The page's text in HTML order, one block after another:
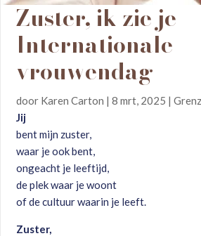
Zuster, ik zie je –
Internationale
vrouwendag
door Karen Carton |8 mrt, 2025 |
Jij
bent mijn zuster,
waar je ook bent,
ongeacht je leeftijd,
de plek waar je woont
of de cultuur waarin je leeft.
Zuster,